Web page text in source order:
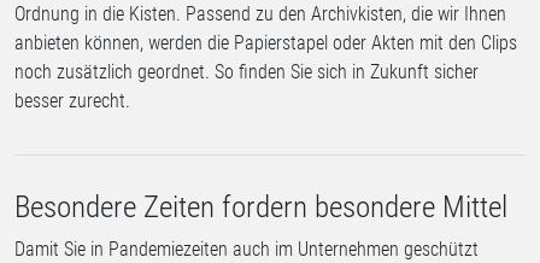
Ordnung in die Kisten. Passend zu den Archivkisten, die wir Ihnen
anbieten können, werden die Papierstapel oder Akten mit den Clips
noch zusätzlich geordnet. So finden Sie sich in Zukunft sicher
besser zurecht.
Besondere Zeiten fordern besondere Mittel
Damit Sie in Pandemiezeiten auch im Unternehmen geschützt